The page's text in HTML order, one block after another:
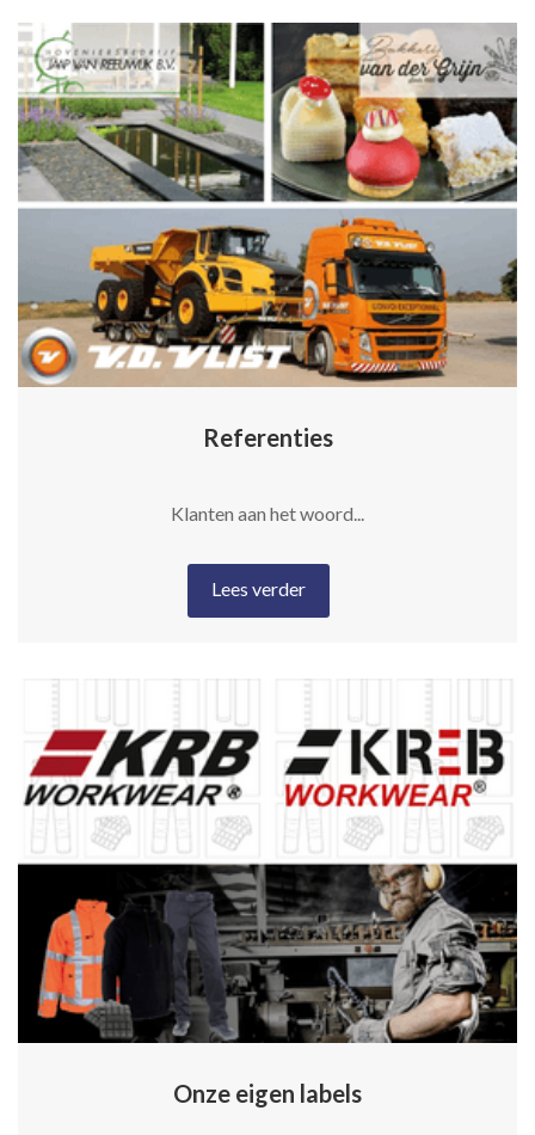
Referenties
Klanten aan het woord...
Lees verder
Onze eigen labels